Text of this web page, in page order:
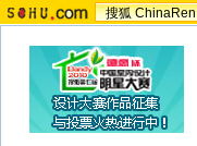
搜狐 ChinaRen